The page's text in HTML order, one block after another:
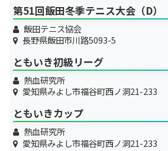
第51回飯田冬季テニス大会（D）
飯田テニス協会
長野県飯田市川路5093-5
ともいき初級リーグ
熱血研究所
愛知県みよし市福谷町西ノ洞21-233
ともいきカップ
熱血研究所
愛知県みよし市福谷町西ノ洞21-233